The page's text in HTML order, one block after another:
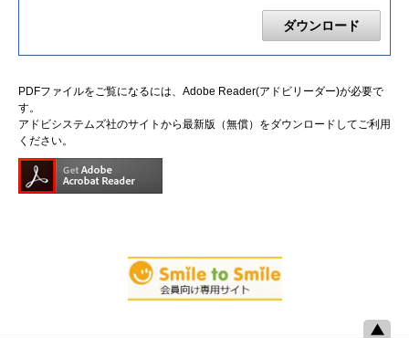
ダウンロード
PDFファイルをご覧になるには、Adobe Reader(アドビリーダー)が必要で
す。
アドビシステムズ社のサイトから最新版（無償）をダウンロードしてご利用
ください。